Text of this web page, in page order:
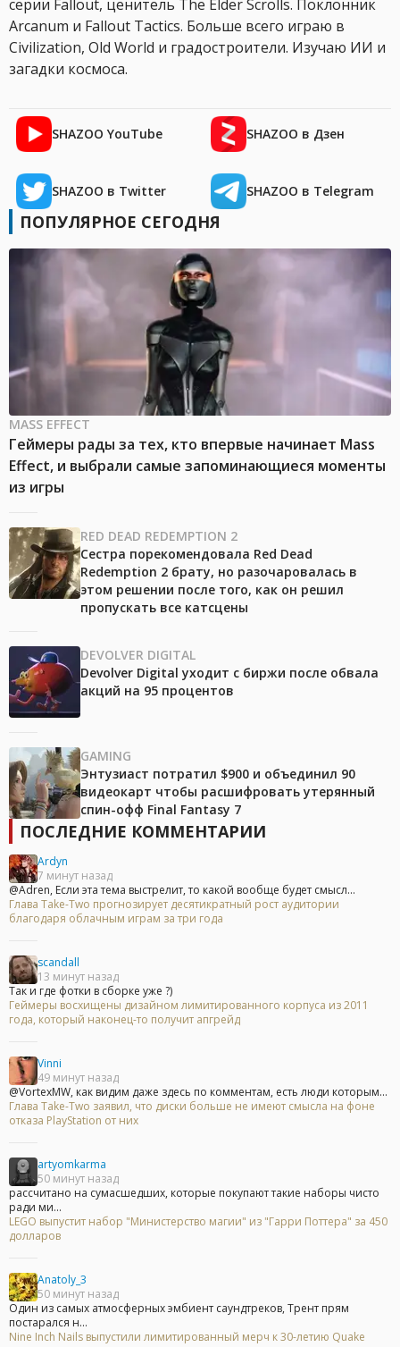
серии Fallout, ценитель The Elder Scrolls. Поклонник
Arcanum и Fallout Tactics. Больше всего играю в
Civilization, Old World и градостроители. Изучаю ИИ и
загадки космоса.
SHAZOO YouTube SHAZOO в Дзен
SHAZOO в Twitter SHAZOO в Telegram
ПОПУЛЯРНОЕ СЕГОДНЯ
MASS EFFECT
Геймеры рады за тех, кто впервые начинает Mass
Effect, и выбрали самые запоминающиеся моменты
из игры
RED DEAD REDEMPTION 2
Сестра порекомендовала Red Dead
Redemption 2 брату, но разочаровалась в
этом решении после того, как он решил
пропускать все катсцены
DEVOLVER DIGITAL
Devolver Digital уходит с биржи после обвала
акций на 95 процентов
GAMING
Энтузиаст потратил $900 и объединил 90
видеокарт чтобы расшифровать утерянный
спин-офф Final Fantasy 7
ПОСЛЕДНИЕ КОММЕНТАРИИ
Ardyn
7 минут назад
@Adren, Если эта тема выстрелит, то какой вообще будет смысл...
Глава Take-Two прогнозирует десятикратный рост аудитории
благодаря облачным играм за три года
scandall
13 минут назад
Так и где фотки в сборке уже ?)
Геймеры восхищены дизайном лимитированного корпуса из 2011
года, который наконец-то получит апгрейд
Vinni
49 минут назад
@VortexMW, как видим даже здесь по комментам, есть люди которым...
Глава Take-Two заявил, что диски больше не имеют смысла на фоне
отказа PlayStation от них
artyomkarma
50 минут назад
рассчитано на сумасшедших, которые покупают такие наборы чисто
ради ми...
LEGO выпустит набор "Министерство магии" из "Гарри Поттера" за 450
долларов
Anatoly_3
50 минут назад
Один из самых атмосферных эмбиент саундтреков, Трент прям
постарался н...
Nine Inch Nails выпустили лимитированный мерч к 30-летию Quake